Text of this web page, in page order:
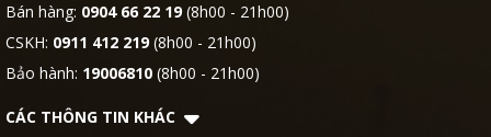
Bán hàng: 0904 66 22 19(8h00 - 21h00)
CSKH: 0911 412 219(8h00 - 21h00)
Bảo hành: 19006810 (8h00 - 21h00)
CÁC THÔNG TIN KHÁC